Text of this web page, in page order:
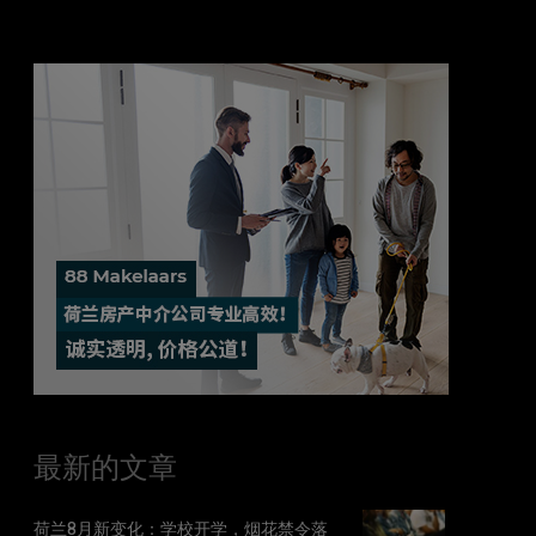
最新的文章
荷兰8月新变化：学校开学，烟花禁令落